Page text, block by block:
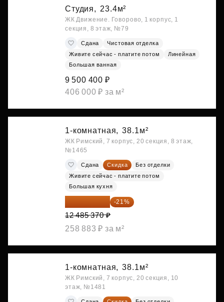
Студия, 23.4м²
ЖК Движение. Говорово, 1 корпус, 1
секция, 8 этаж, №79
Сдана
Чистовая отделка
Живите сейчас - платите потом
Линейная
Большая ванная
9 500 400 ₽
406 000 ₽ за м²
1-комнатная, 38.1м²
ЖК Римский, 7 корпус, 20 секция, 8 этаж,
№1465
Сдана Скидка
Без отделки
Живите сейчас - платите потом
Большая кухня
-21%
12 485 370 ₽
258 883 ₽ за м²
1-комнатная, 38.1м²
ЖК Римский, 7 корпус, 20 секция, 10
этаж, №1481